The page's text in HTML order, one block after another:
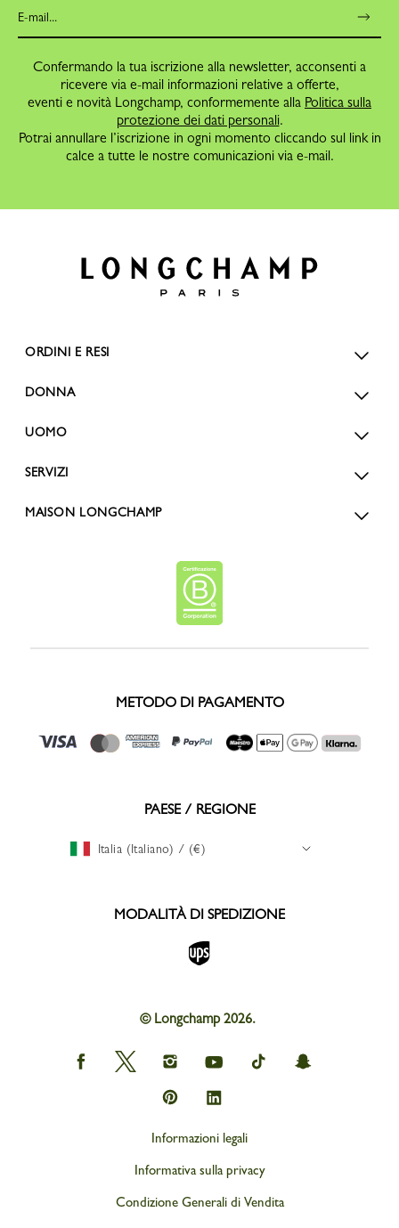
Confermando la tua iscrizione alla newsletter, acconsenti a
ricevere via e-mail informazioni relative a offerte,
eventi e novità Longchamp, conformemente alla Politica sulla
protezione dei dati personali.
Potrai annullare l’iscrizione in ogni momento cliccando sul link in
calce a tutte le nostre comunicazioni via e-mail.
ORDINI E RESI
DONNA
UOMO
SERVIZI
MAISON LONGCHAMP
METODO DI PAGAMENTO
PAESE / REGIONE
Italia (Italiano) / (€)
MODALITÀ DI SPEDIZIONE
© Longchamp 2026.
Longchamp
on
Longchamp
on
Longchamp
on
Instagram
Longchamp
on
youtube
Longchamp
on
Longchamp
on
Longchamp
on
Longchamp
on
Informazioni legali
Informativa sulla privacy
Condizione Generali di Vendita